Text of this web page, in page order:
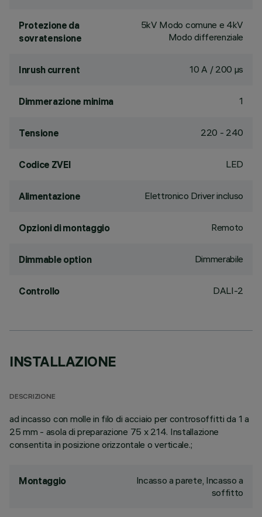
Protezione da
sovratensione
5kV Modo comune e 4kV
Modo differenziale
Inrush current 10 A / 200 µs
Dimmerazione minima 1
Tensione 220 - 240
Codice ZVEI LED
Alimentazione Elettronico Driver incluso
Opzioni di montaggio Remoto
Dimmable option Dimmerabile
Controllo DALI-2
INSTALLAZIONE
DESCRIZIONE
ad incasso con molle in filo di acciaio per controsoffitti da 1 a
25 mm - asola di preparazione 75 x 214. Installazione
consentita in posizione orizzontale o verticale.;
Montaggio
Incasso a parete, Incasso a
soffitto